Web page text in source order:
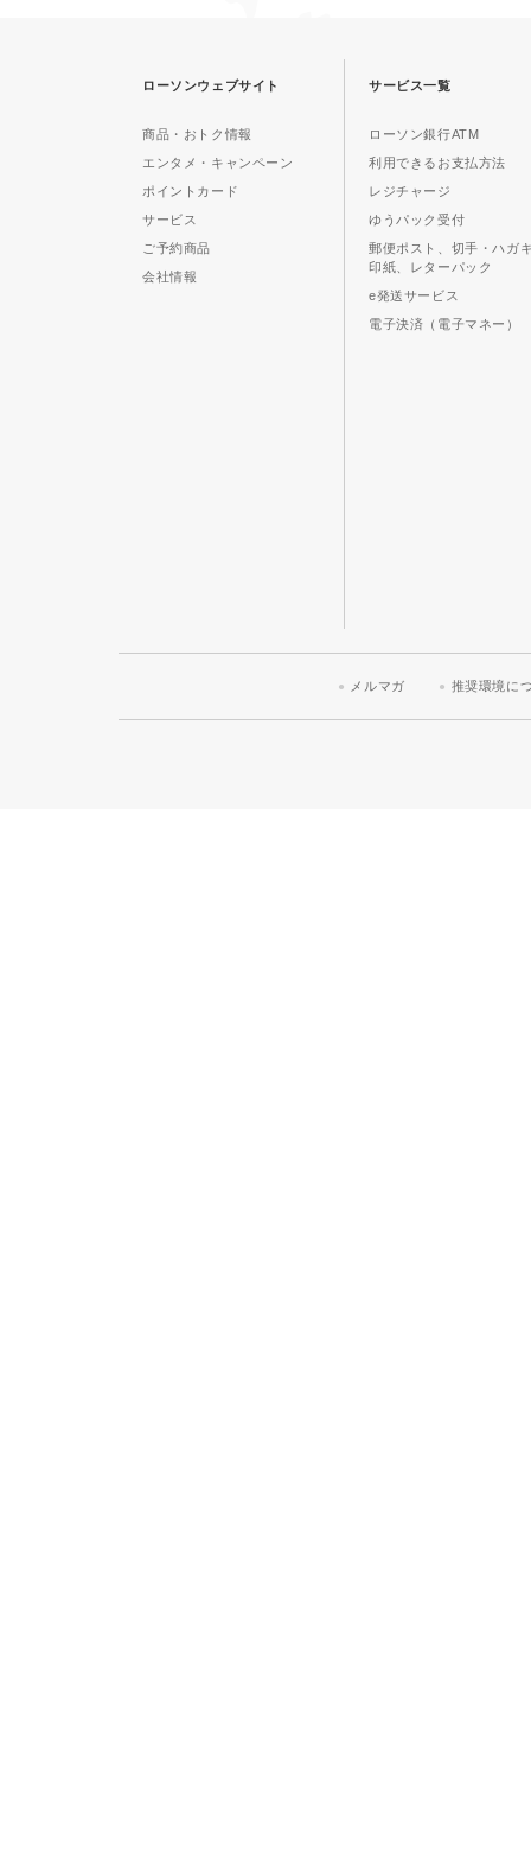
ローソンウェブサイト
商品・おトク情報
エンタメ・キャンペーン
ポイントカード
サービス
ご予約商品
会社情報
サービス一覧
ローソン銀行ATM
利用できるお支払方法
レジチャージ
ゆうパック受付
郵便ポスト、切手・ハガ
印紙、レターパック
e発送サービス
電子決済（電子マネー）
メルマガ 推奨環境に